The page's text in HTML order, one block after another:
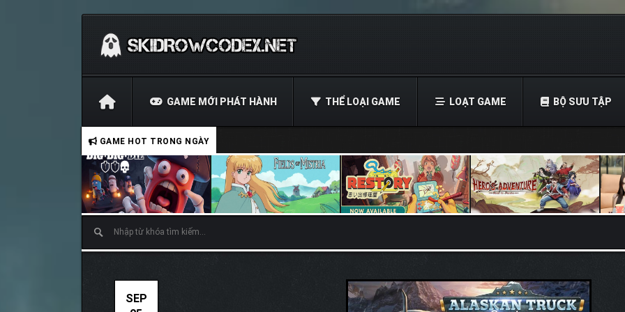
GAME MỚI PHÁT HÀNH THỂ LOẠI GAME LOẠT GAME BỘ SƯU TẬP
GAME HOT TRONG NGÀY
SEP